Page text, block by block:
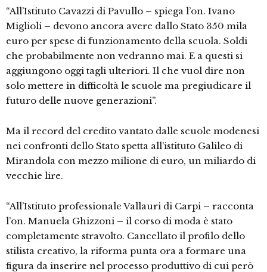
“All’Istituto Cavazzi di Pavullo – spiega l’on. Ivano
Miglioli – devono ancora avere dallo Stato 350 mila
euro per spese di funzionamento della scuola. Soldi
che probabilmente non vedranno mai. E a questi si
aggiungono oggi tagli ulteriori. Il che vuol dire non
solo mettere in difficoltà le scuole ma pregiudicare il
futuro delle nuove generazioni”.
Ma il record del credito vantato dalle scuole modenesi
nei confronti dello Stato spetta all’istituto Galileo di
Mirandola con mezzo milione di euro, un miliardo di
vecchie lire.
“All’Istituto professionale Vallauri di Carpi – racconta
l’on. Manuela Ghizzoni – il corso di moda è stato
completamente stravolto. Cancellato il profilo dello
stilista creativo, la riforma punta ora a formare una
figura da inserire nel processo produttivo di cui però